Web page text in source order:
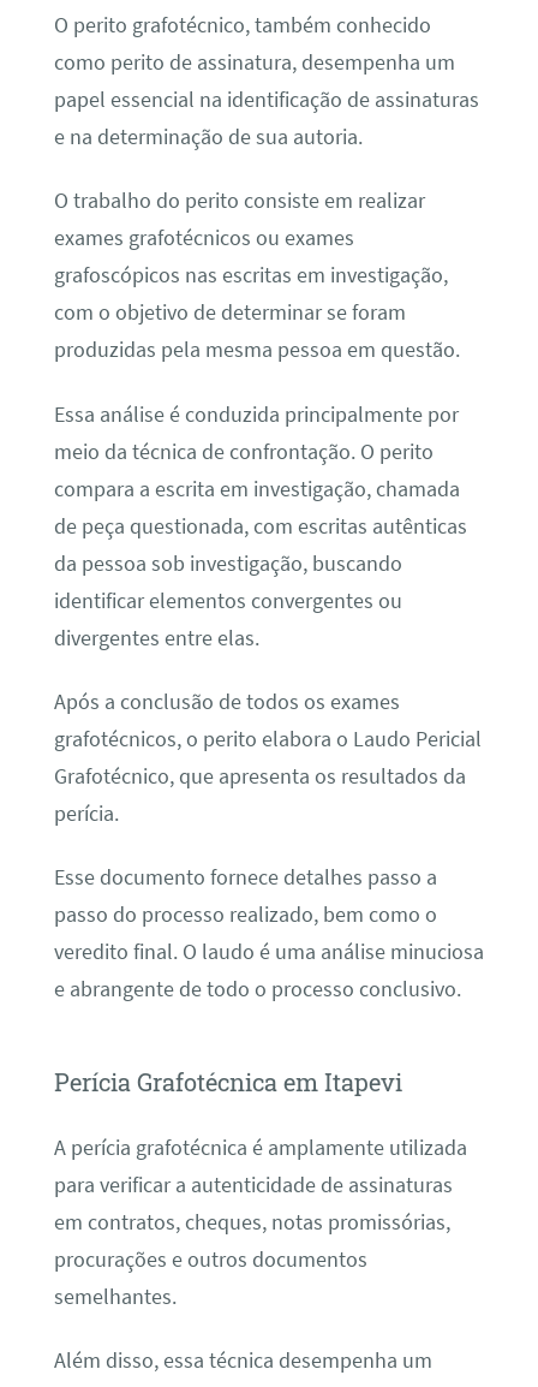
O perito grafotécnico, também conhecido
como perito de assinatura, desempenha um
papel essencial na identificação de assinaturas
e na determinação de sua autoria.
O trabalho do perito consiste em realizar
exames grafotécnicos ou exames
grafoscópicos nas escritas em investigação,
com o objetivo de determinar se foram
produzidas pela mesma pessoa em questão.
Essa análise é conduzida principalmente por
meio da técnica de confrontação. O perito
compara a escrita em investigação, chamada
de peça questionada, com escritas autênticas
da pessoa sob investigação, buscando
identificar elementos convergentes ou
divergentes entre elas.
Após a conclusão de todos os exames
grafotécnicos, o perito elabora o Laudo Pericial
Grafotécnico, que apresenta os resultados da
perícia.
Esse documento fornece detalhes passo a
passo do processo realizado, bem como o
veredito final. O laudo é uma análise minuciosa
e abrangente de todo o processo conclusivo.
Perícia Grafotécnica em Itapevi
A perícia grafotécnica é amplamente utilizada
para verificar a autenticidade de assinaturas
em contratos, cheques, notas promissórias,
procurações e outros documentos
semelhantes.
Além disso, essa técnica desempenha um